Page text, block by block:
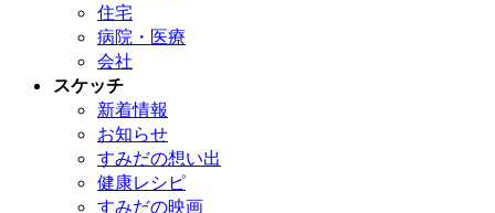
住宅
病院・医療
会社
スケッチ
新着情報
お知らせ
すみだの想い出
健康レシピ
すみだの映画